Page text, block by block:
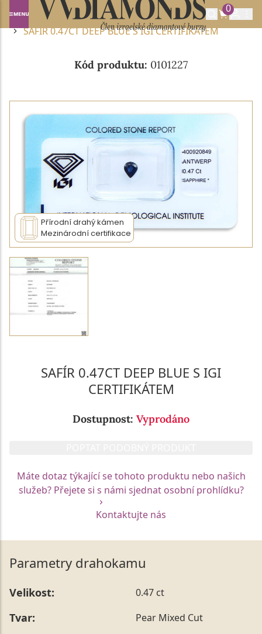
0
Domů DRAHOKAMY A POLODRAHOKAMY
SAFÍR
SAFÍR 0.47CT DEEP BLUE S IGI CERTIFIKÁTEM
Kód produktu: 0101227
Přírodní drahý kámen
Mezinárodní certifikace
SAFÍR 0.47CT DEEP BLUE S IGI
CERTIFIKÁTEM
Dostupnost: Vyprodáno
Máte dotaz týkající se tohoto produktu nebo našich
služeb? Přejete si s námi sjednat osobní prohlídku?
Kontaktujte nás
Parametry drahokamu
Velikost: 0.47 ct
Tvar: Pear Mixed Cut